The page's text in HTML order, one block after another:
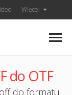
Więcej
do OTF
do formatu